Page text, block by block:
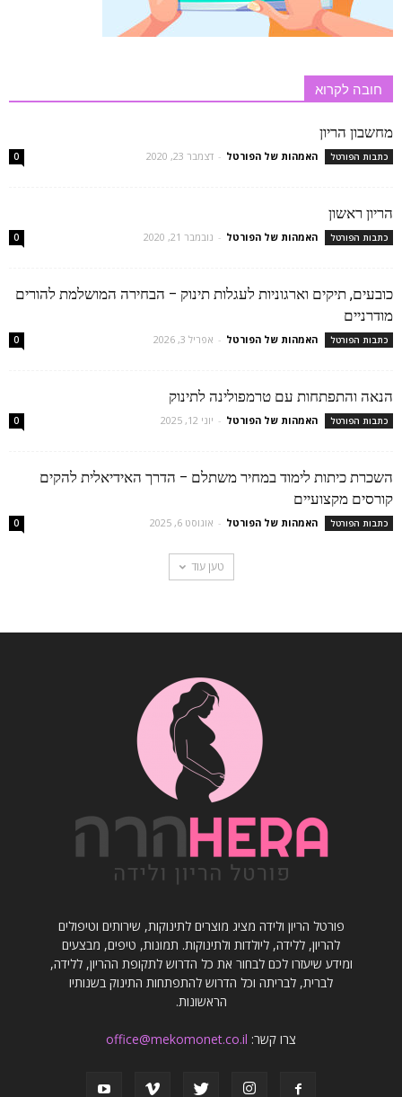
חובה לקרוא
מחשבון הריון
כתבות הפורטל האמהות של הפורטל - דצמבר 23, 2020 0
הריון ראשון
כתבות הפורטל האמהות של הפורטל - נובמבר 21, 2020 0
כובעים, תיקים וארגוניות לעגלות תינוק – הבחירה המושלמת להורים
מודרניים
כתבות הפורטל האמהות של הפורטל - אפריל 3, 2026 0
הנאה והתפתחות עם טרמפולינה לתינוק
כתבות הפורטל האמהות של הפורטל - יוני 12, 2025 0
השכרת כיתות לימוד במחיר משתלם – הדרך האידיאלית להקים
קורסים מקצועיים
כתבות הפורטל האמהות של הפורטל - אוגוסט 6, 2025 0
טען עוד
פורטל הריון ולידה מציג מוצרים לתינוקות, שירותים וטיפולים
להריון, ללידה, ליולדות ולתינוקות. תמונות, טיפים, מבצעים
ומידע שיעזרו לכם לבחור את כל הדרוש לתקופת ההריון, ללידה,
לברית, לבריתה וכל הדרוש להתפתחות התינוק בשנותיו
הראשונות.
צרו קשר: office@mekomonet.co.il